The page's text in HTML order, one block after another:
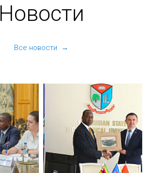
Новости
Все новости →